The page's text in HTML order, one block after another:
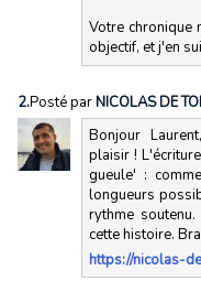
Votre chronique
objectif, et j'en
2.Posté parNICOLAS DE
Bonjour
plaisir !
gueule' :
longueurs
rythme
cette histoire.
https://nicolas-